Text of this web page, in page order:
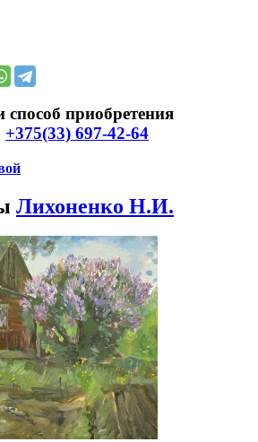
приобретения
+375(33) 697-42-64
Лихоненко Н.И.